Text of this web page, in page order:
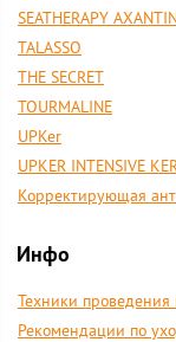
SEATHERAPY
TALASSO
THE SECRET
TOURMALINE
UPKer
UPKER INTENSIVE
Корректирующая
Инфо
Техники
Рекомендации по